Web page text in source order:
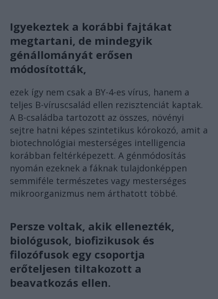
Igyekeztek a korábbi fajtákat
megtartani, de mindegyik
génállományát erősen
módosították,
ezek így nem csak a BY-4-es vírus, hanem a
teljes B-víruscsalád ellen rezisztenciát kaptak.
A B-családba tartozott az összes, növényi
sejtre hatni képes szintetikus kórokozó, amit a
biotechnológiai mesterséges intelligencia
korábban feltérképezett. A génmódosítás
nyomán ezeknek a fáknak tulajdonképpen
semmiféle természetes vagy mesterséges
mikroorganizmus nem árthatott többé.
Persze voltak, akik ellenezték,
biológusok, biofizikusok és
filozófusok egy csoportja
erőteljesen tiltakozott a
beavatkozás ellen.